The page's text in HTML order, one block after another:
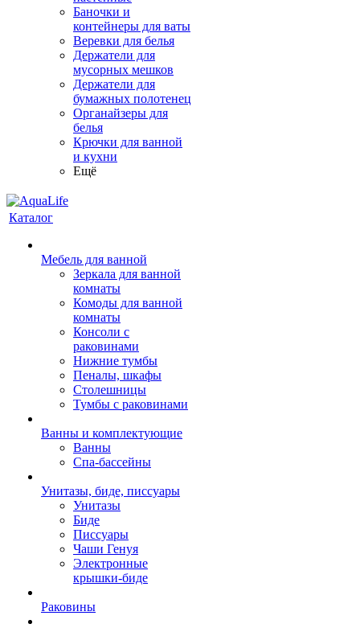
Баночки и
контейнеры для ваты
Веревки для белья
Держатели для
мусорных мешков
Держатели для
бумажных полотенец
Органайзеры для
белья
Крючки для ванной
и кухни
Ещё
Каталог
Мебель для ванной
Зеркала для ванной
комнаты
Комоды для ванной
комнаты
Консоли с
раковинами
Нижние тумбы
Пеналы, шкафы
Столешницы
Тумбы с раковинами
Ванны и комплектующие
Ванны
Спа-бассейны
Унитазы, биде, писсуары
Унитазы
Биде
Писсуары
Чаши Генуя
Электронные
крышки-биде
Раковины